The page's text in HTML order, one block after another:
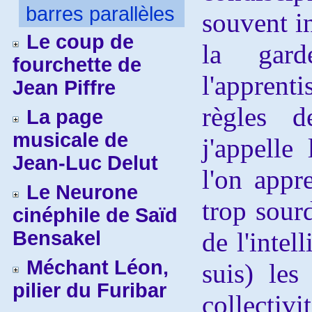
barres parallèles
Le coup de
fourchette de
Jean Piffre
La page
musicale de
Jean-Luc Delut
Le Neurone
cinéphile de Saïd
Bensakel
Méchant Léon,
pilier du Furibar
souvent
la
règles
j'appelle
l'on
trop
de
suis)